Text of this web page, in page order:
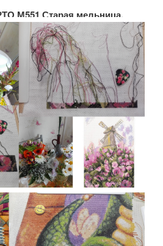
М551 Старая мельница.